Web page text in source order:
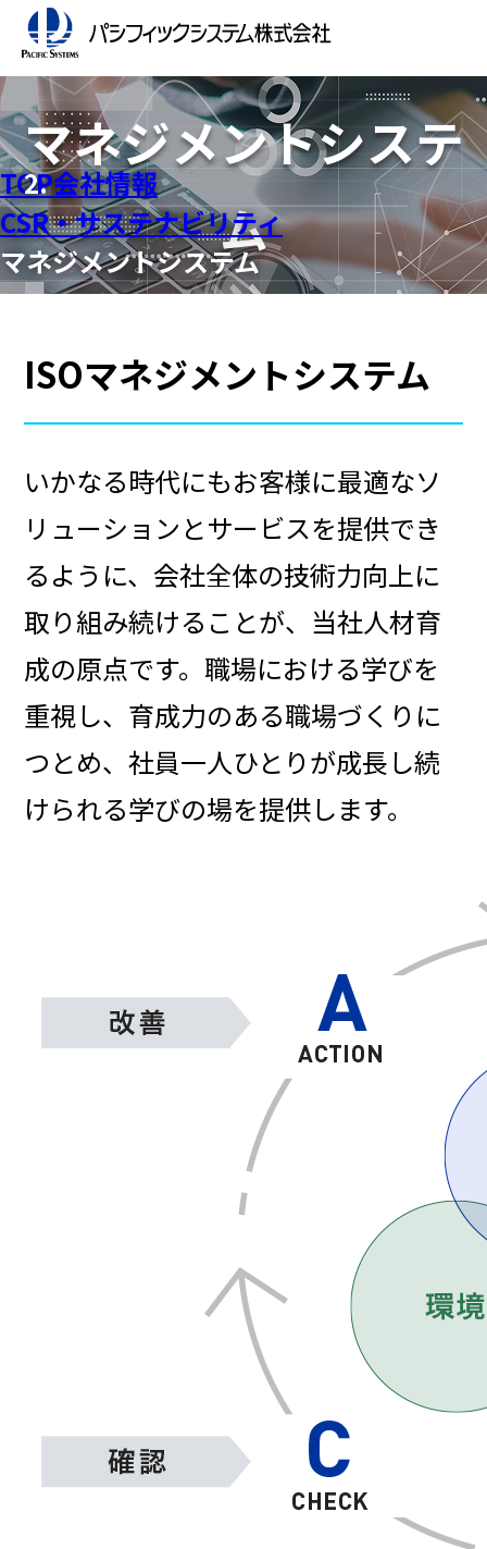
マネジメントシステ
ム
TOP会社情報
CSR・サステナビリティ
マネジメントシステム
ISOマネジメントシステム
いかなる時代にもお客様に最適なソ
リューションとサービスを提供でき
るように、会社全体の技術力向上に
取り組み続けることが、当社人材育
成の原点です。職場における学びを
重視し、育成力のある職場づくりに
つとめ、社員一人ひとりが成長し続
けられる学びの場を提供します。